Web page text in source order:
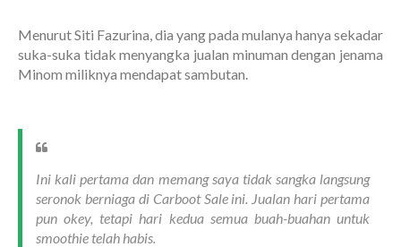
Menurut Siti Fazurina, dia yang pada mulanya hanya sekadar
suka-suka tidak menyangka jualan minuman dengan jenama
Minom miliknya mendapat sambutan.
Ini kali pertama dan memang saya tidak sangka langsung
seronok berniaga di Carboot Sale ini. Jualan hari pertama
pun okey, tetapi hari kedua semua buah-buahan untuk
smoothie telah habis.